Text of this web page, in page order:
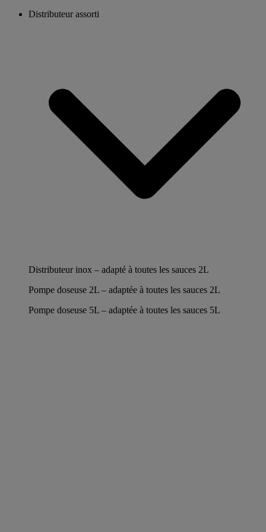
Distributeur assorti
Distributeur inox – adapté à toutes les sauces 2L
Pompe doseuse 2L – adaptée à toutes les sauces 2L
Pompe doseuse 5L – adaptée à toutes les sauces 5L